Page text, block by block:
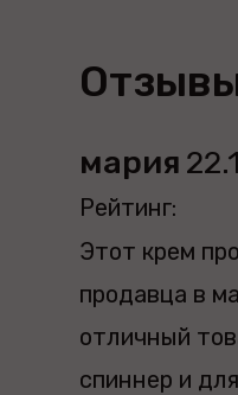
мария
Рейтинг:
Этот крем
продавца в
отличный
спиннер и